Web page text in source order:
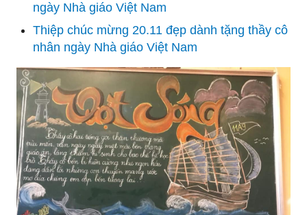
ngày Nhà giáo Việt Nam
Thiệp chúc mừng 20.11 đẹp dành tặng thầy cô
nhân ngày Nhà giáo Việt Nam